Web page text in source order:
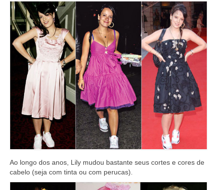
Ao longo dos anos, Lily mudou bastante seus cortes e cores de
cabelo (seja com tinta ou com perucas).